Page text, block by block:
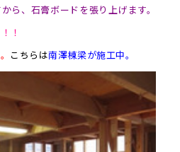
ら、石膏ボードを張り上げます。
！
こちらは南澤棟梁が施工中。